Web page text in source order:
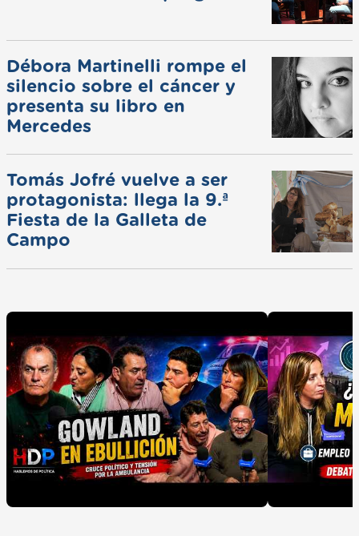
Débora Martinelli rompe el
silencio sobre el cáncer y
presenta su libro en
Mercedes
Tomás Jofré vuelve a ser
protagonista: llega la 9.ª
Fiesta de la Galleta de
Campo